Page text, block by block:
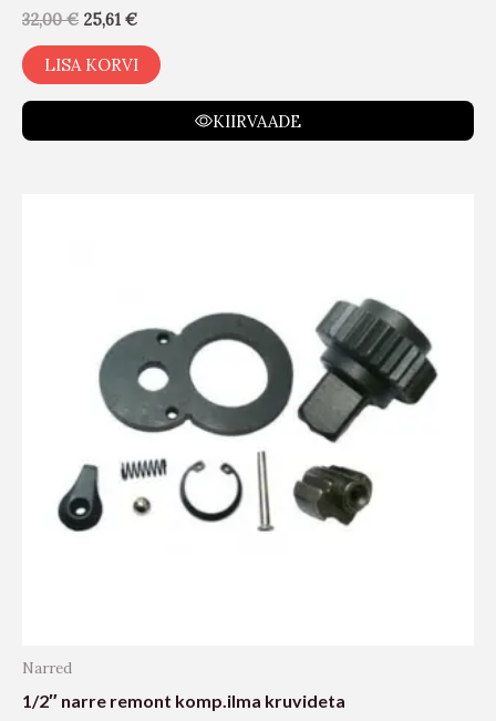
32,00€ 25,61 €
LISA KORVI
KIIRVAADE
Narred
1/2″ narre remont komp.ilma kruvideta